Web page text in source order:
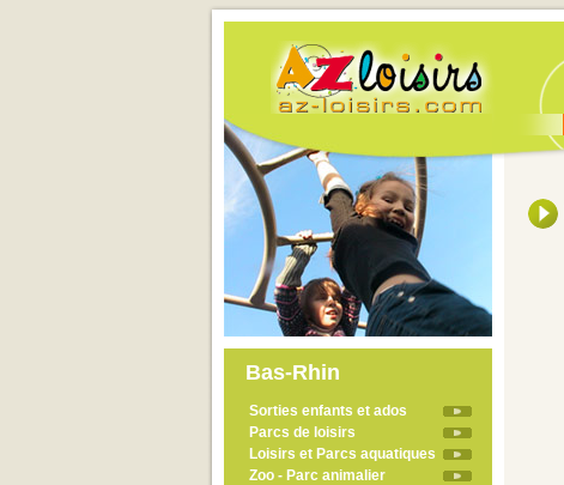
Bas-Rhin
Sorties enfants et ados
Parcs de loisirs
Loisirs et Parcs aquatiques
Zoo - Parc animalier